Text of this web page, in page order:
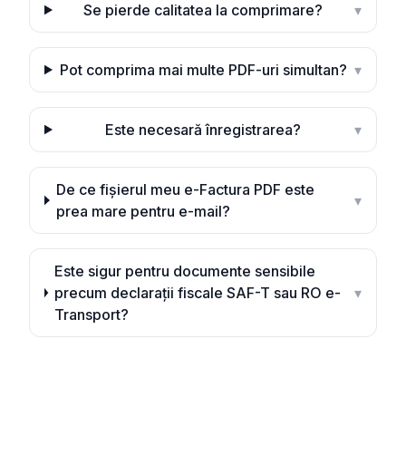
Se pierde calitatea la comprimare? ▾
Pot comprima mai multe PDF-uri simultan? ▾
Este necesară înregistrarea? ▾
De ce fișierul meu e-Factura PDF este
prea mare pentru e-mail?
▾
Este sigur pentru documente sensibile
precum declarații fiscale SAF-T sau RO e-
Transport?
▾